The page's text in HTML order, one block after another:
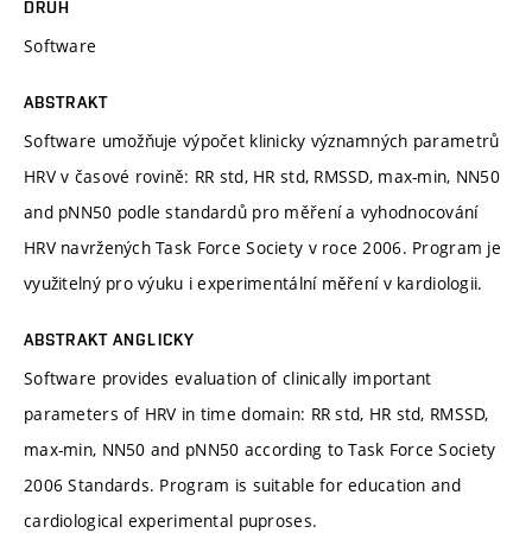
DRUH
Software
ABSTRAKT
Software umožňuje výpočet klinicky významných parametrů
HRV v časové rovině: RR std, HR std, RMSSD, max-min, NN50
and pNN50 podle standardů pro měření a vyhodnocování
HRV navržených Task Force Society v roce 2006. Program je
využitelný pro výuku i experimentální měření v kardiologii.
ABSTRAKT ANGLICKY
Software provides evaluation of clinically important
parameters of HRV in time domain: RR std, HR std, RMSSD,
max-min, NN50 and pNN50 according to Task Force Society
2006 Standards. Program is suitable for education and
cardiological experimental puproses.